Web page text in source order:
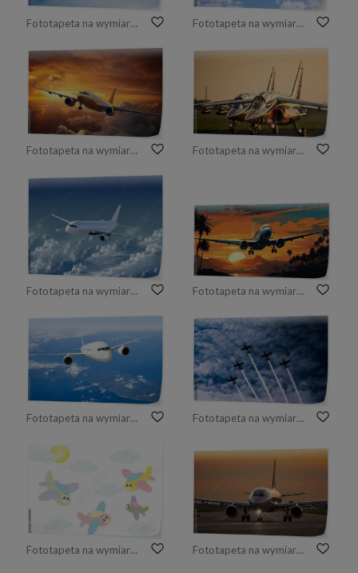
Fototapeta na wymiar Podróż samolotem, samolot latający w błękitne niebo nad chmurami Fototapeta na wymiar Mały samolot na tle nieba. Pokaz lotniczy.
Fototapeta na wymiar lecący samolot Fototapeta na wymiar odrzutowce
Fototapeta na wymiar Samolot na niebie Fototapeta na wymiar samolot pasażerski na płycie lotniska
Fototapeta na wymiar Podróż samolotem, samolot latający w błękitne niebo nad chmurami Fototapeta na wymiar Pokazy lotnicze Święto Wojska Polskiego
Fototapeta na wymiar samoloty Fototapeta na wymiar Samolot kołujący na pas startowy